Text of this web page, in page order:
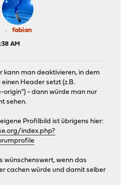
fabian
AM
kann man deaktivieren, in dem
Header setzt (z.B.
origin") - dann würde man nur
sehen.
Profilbild ist übrigens hier:
index.php?
wünschenswert, wenn das
cachen würde und damit selber